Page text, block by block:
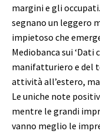
margini e gli
segnano un leggero
impietoso che
Mediobanca sui ‘Dati
manifatturiero e del
attività all’estero,
Le uniche note
mentre le grandi
vanno meglio le